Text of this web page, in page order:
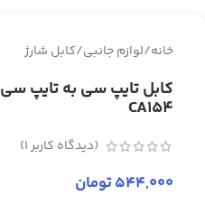
خانه/لوازم جانبی/کابل شارژ
CA154
(دیدگاه کاربر1
)
544,000تومان